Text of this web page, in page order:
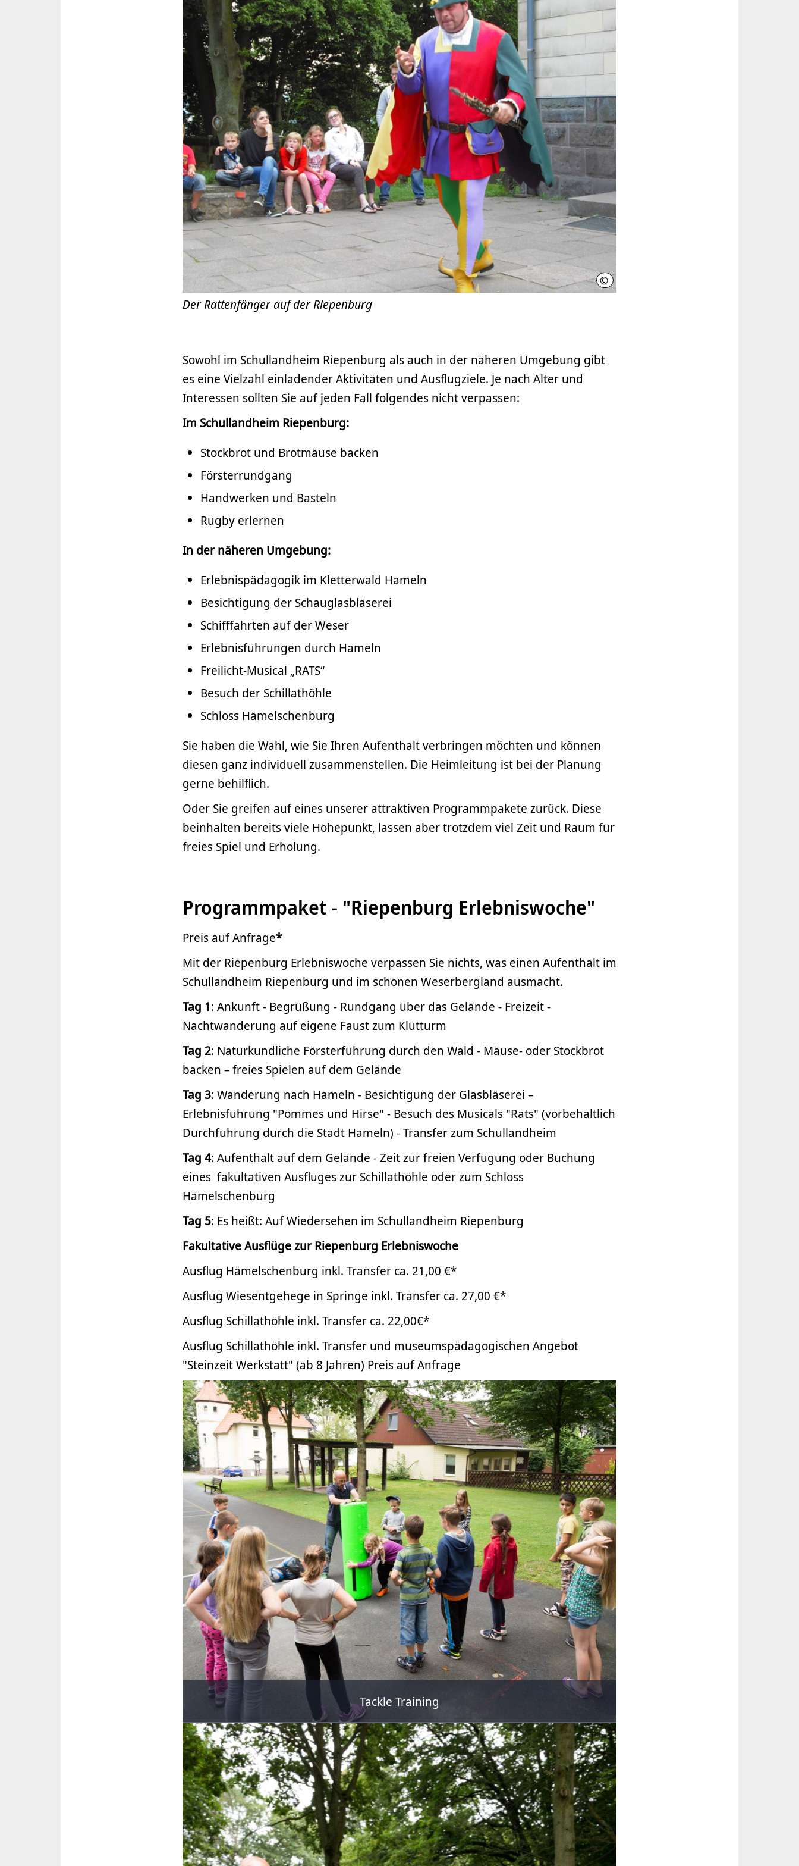
© Region Hannover, Heim
Der Rattenfänger auf der Riepenburg
Sowohl im Schullandheim Riepenburg als auch in der näheren Umgebung gibt
es eine Vielzahl einladender Aktivitäten und Ausflugziele. Je nach Alter und
Interessen sollten Sie auf jeden Fall folgendes nicht verpassen:
Im Schullandheim Riepenburg:
Stockbrot und Brotmäuse backen
Försterrundgang
Handwerken und Basteln
Rugby erlernen
In der näheren Umgebung:
Erlebnispädagogik im Kletterwald Hameln
Besichtigung der Schauglasbläserei
Schifffahrten auf der Weser
Erlebnisführungen durch Hameln
Freilicht-Musical „RATS“
Besuch der Schillathöhle
Schloss Hämelschenburg
Sie haben die Wahl, wie Sie Ihren Aufenthalt verbringen möchten und können
diesen ganz individuell zusammenstellen. Die Heimleitung ist bei der Planung
gerne behilflich.
Oder Sie greifen auf eines unserer attraktiven Programmpakete zurück. Diese
beinhalten bereits viele Höhepunkt, lassen aber trotzdem viel Zeit und Raum für
freies Spiel und Erholung.
Programmpaket - "Riepenburg Erlebniswoche"
Preis auf Anfrage*
Mit der Riepenburg Erlebniswoche verpassen Sie nichts, was einen Aufenthalt im
Schullandheim Riepenburg und im schönen Weserbergland ausmacht.
Tag 1: Ankunft - Begrüßung - Rundgang über das Gelände - Freizeit -
Nachtwanderung auf eigene Faust zum Klütturm
Tag 2: Naturkundliche Försterführung durch den Wald - Mäuse- oder Stockbrot
backen – freies Spielen auf dem Gelände
Tag 3: Wanderung nach Hameln - Besichtigung der Glasbläserei –
Erlebnisführung "Pommes und Hirse" - Besuch des Musicals "Rats" (vorbehaltlich
Durchführung durch die Stadt Hameln) - Transfer zum Schullandheim
Tag 4: Aufenthalt auf dem Gelände - Zeit zur freien Verfügung oder Buchung
eines fakultativen Ausfluges zur Schillathöhle oder zum Schloss
Hämelschenburg
Tag 5: Es heißt: Auf Wiedersehen im Schullandheim Riepenburg
Fakultative Ausflüge zur Riepenburg Erlebniswoche
Ausflug Hämelschenburg inkl. Transfer ca. 21,00 €*
Ausflug Wiesentgehege in Springe inkl. Transfer ca. 27,00 €*
Ausflug Schillathöhle inkl. Transfer ca. 22,00€*
Ausflug Schillathöhle inkl. Transfer und museumspädagogischen Angebot
"Steinzeit Werkstatt" (ab 8 Jahren) Preis auf Anfrage
Tackle Training